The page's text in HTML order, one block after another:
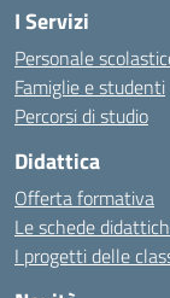
I Servizi
Personale
Famiglie e studenti
Percorsi di studio
Didattica
Offerta formativa
Le schede
I progetti delle